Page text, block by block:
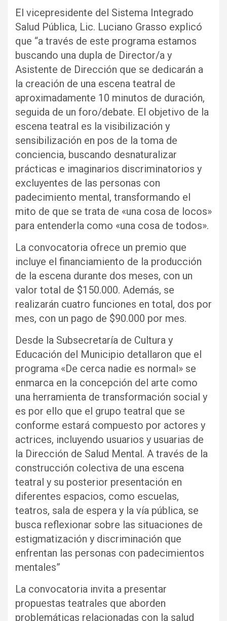
El vicepresidente del Sistema Integrado
Salud Pública, Lic. Luciano Grasso explicó
que “a través de este programa estamos
buscando una dupla de Director/a y
Asistente de Dirección que se dedicarán a
la creación de una escena teatral de
aproximadamente 10 minutos de duración,
seguida de un foro/debate. El objetivo de la
escena teatral es la visibilización y
sensibilización en pos de la toma de
conciencia, buscando desnaturalizar
prácticas e imaginarios discriminatorios y
excluyentes de las personas con
padecimiento mental, transformando el
mito de que se trata de «una cosa de locos»
para entenderla como «una cosa de todos».
La convocatoria ofrece un premio que
incluye el financiamiento de la producción
de la escena durante dos meses, con un
valor total de $150.000. Además, se
realizarán cuatro funciones en total, dos por
mes, con un pago de $90.000 por mes.
Desde la Subsecretaría de Cultura y
Educación del Municipio detallaron que el
programa «De cerca nadie es normal» se
enmarca en la concepción del arte como
una herramienta de transformación social y
es por ello que el grupo teatral que se
conforme estará compuesto por actores y
actrices, incluyendo usuarios y usuarias de
la Dirección de Salud Mental. A través de la
construcción colectiva de una escena
teatral y su posterior presentación en
diferentes espacios, como escuelas,
teatros, sala de espera y la vía pública, se
busca reflexionar sobre las situaciones de
estigmatización y discriminación que
enfrentan las personas con padecimientos
mentales”
La convocatoria invita a presentar
propuestas teatrales que aborden
problemáticas relacionadas con la salud